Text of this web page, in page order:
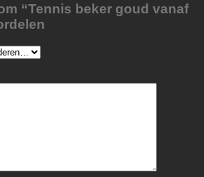
“Tennis beker goud vanaf